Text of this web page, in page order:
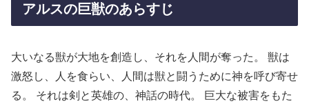
アルスの巨獣のあらすじ
大いなる獣が大地を創造し、それを人間が奪った。 獣は
激怒し、人を食らい、人間は獣と闘うために神を呼び寄せ
る。 それは剣と英雄の、神話の時代。 巨大な被害をもた